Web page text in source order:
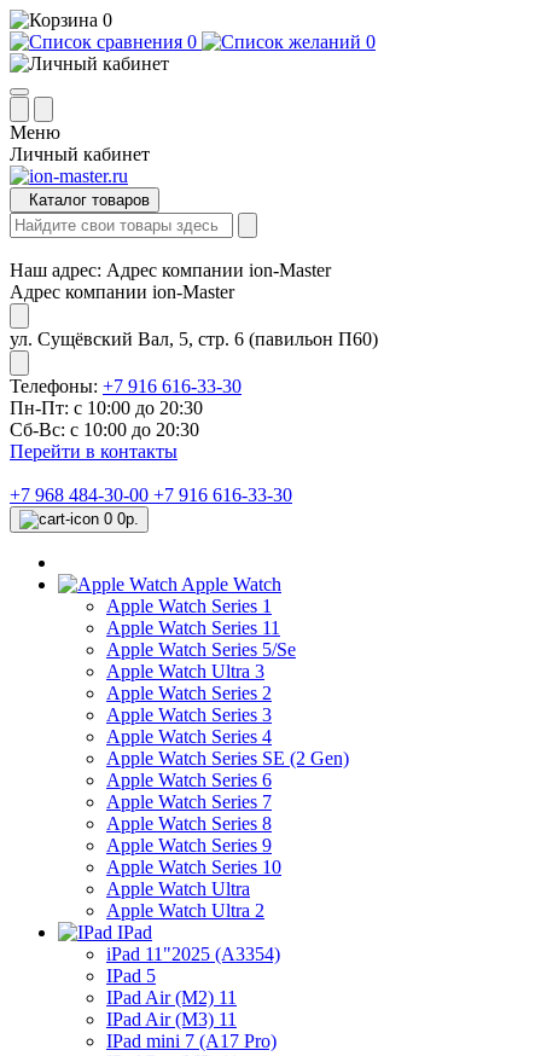
0
0
0
Меню
Личный кабинет
Каталог товаров
Наш адрес: Адрес компании ion-Master
Адрес компании ion-Master
ул. Сущёвский Вал, 5, стр. 6 (павильон П60)
Телефоны: +7 916 616-33-30
Пн-Пт: с 10:00 до 20:30
Сб-Вс: с 10:00 до 20:30
Перейти в контакты
+7 968 484-30-00 +7 916 616-33-30
0 0р.
Apple Watch
Apple Watch Series 1
Apple Watch Series 11
Apple Watch Series 5/Se
Apple Watch Ultra 3
Apple Watch Series 2
Apple Watch Series 3
Apple Watch Series 4
Apple Watch Series SE (2 Gen)
Apple Watch Series 6
Apple Watch Series 7
Apple Watch Series 8
Apple Watch Series 9
Apple Watch Series 10
Apple Watch Ultra
Apple Watch Ultra 2
IPad
iPad 11"2025 (A3354)
IPad 5
IPad Air (M2) 11
IPad Air (M3) 11
IPad mini 7 (A17 Pro)